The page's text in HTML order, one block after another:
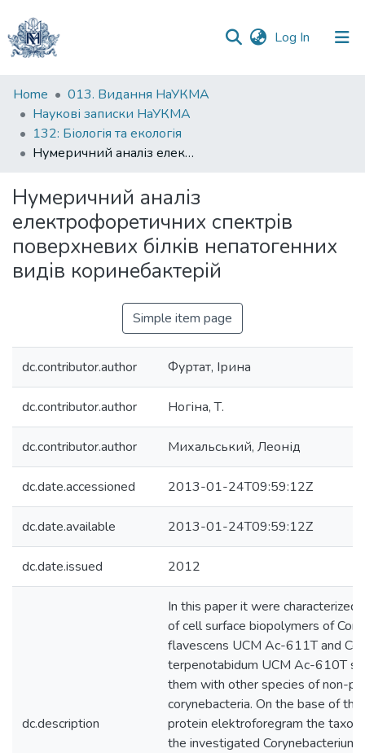
Log In (current)
Communities
&
Collections
All of DSpace
Statistics
Home
013. Видання НаУКМА
Наукові записки НаУКМА
132: Біологія та екологія
Нумеричний аналіз електрофоретичних спектрів поверхневих білків непатогенних видів коринебактерій
Нумеричний аналіз
електрофоретичних спектрів
поверхневих білків непатогенних
видів коринебактерій
Simple item page
dc.contributor.author Фуртат, Ірина
dc.contributor.author Ногіна, Т.
dc.contributor.author Михальський, Леонід
dc.date.accessioned 2013-01-24T09:59:12Z
dc.date.available 2013-01-24T09:59:12Z
dc.date.issued 2012
dc.description
In this paper it were
of cell surface biopolymers of
flavescens UCM Ac-611T and
terpenotabidum UCM Ac-610T
them with other species of non-
corynebacteria. On the base of
protein elektroforegram the
the investigated Corynebacterium